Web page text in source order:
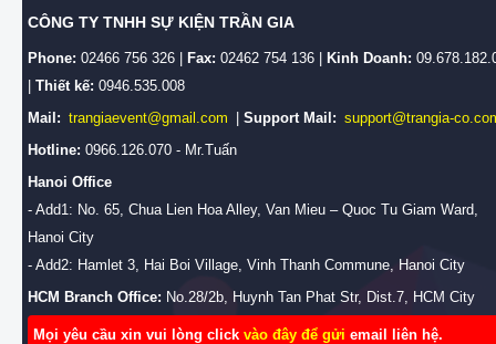
CÔNG TY TNHH SỰ KIỆN TRẦN GIA
Phone: 02466 756 326 | Fax: 02462 754 136 | Kinh Doanh:
| Thiết kế: 0946.535.008
Mail: trangiaevent@gmail.com | Support Mail: support@trangia-
Hotline: 0966.126.070 - Mr.Tuấn
Hanoi Office
- Add1: No. 65, Chua Lien Hoa Alley, Van Mieu – Quoc Tu Giam Ward,
Hanoi City
- Add2: Hamlet 3, Hai Boi Village, Vinh Thanh Commune, Hanoi City
HCM Branch Office: No.28/2b, Huynh Tan Phat Str, Dist.7, HCM City
Mọi yêu cầu xin vui lòng click vào đây để gửi email liên hệ.